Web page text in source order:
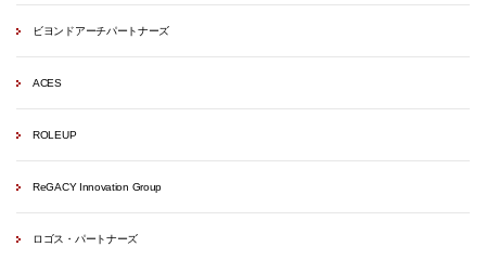
ビヨンドアーチパートナーズ
ACES
ROLEUP
ReGACY Innovation Group
ロゴス・パートナーズ